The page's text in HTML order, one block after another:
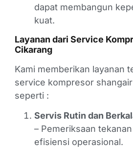
dapat membangun
kuat.
Layanan dari Service
Cikarang
Kami memberikan layanan
service kompresor
seperti :
Servis Rutin dan
– Pemeriksaan
efisiensi operasional.